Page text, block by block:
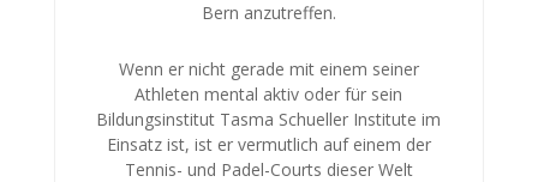
Bern anzutreffen.
Wenn er nicht gerade mit einem seiner
Athleten mental aktiv oder für sein
Bildungsinstitut Tasma Schueller Institute im
Einsatz ist, ist er vermutlich auf einem der
Tennis- und Padel-Courts dieser Welt